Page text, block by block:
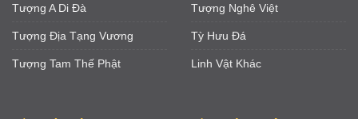
Tượng A Di Đà
Tượng Địa Tạng Vương
Tượng Tam Thế Phật
Tượng Nghê Việt
Tỳ Hưu Đá
Linh Vật Khác